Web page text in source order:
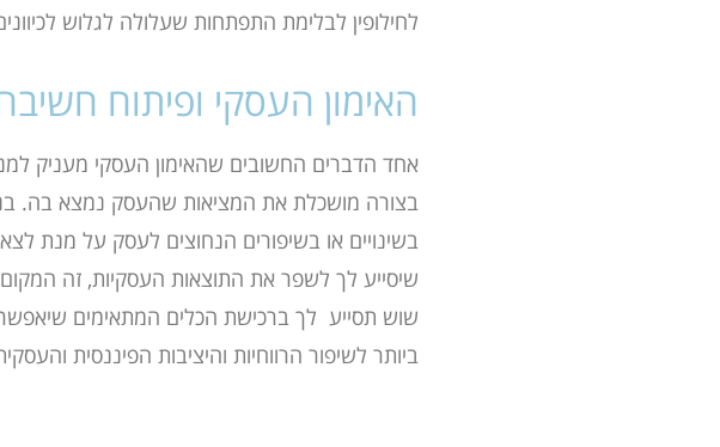
לחילופין לבלימת התפתחות שעלולה לגלוש
האימון העסקי ופיתוח
אחד הדברים החשובים שהאימון העסקי מעניק
בצורה מושכלת את המציאות שהעסק נמצא בה.
בשינויים או בשיפורים הנחוצים לעסק על מנת
שיסייע לך לשפר את התוצאות העסקיות, זה
שוש תסייע לך ברכישת הכלים המתאימים
ביותר לשיפור הרווחיות והיציבות הפיננסית